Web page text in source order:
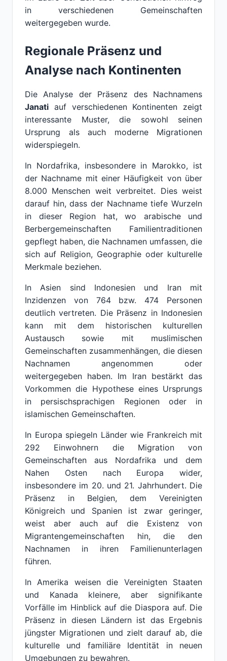
in verschiedenen Gemeinschaften
weitergegeben wurde.
Regionale Präsenz und
Analyse nach Kontinenten
Die Analyse der Präsenz des Nachnamens
Janati auf verschiedenen Kontinenten zeigt
interessante Muster, die sowohl seinen
Ursprung als auch moderne Migrationen
widerspiegeln.
In Nordafrika, insbesondere in Marokko, ist
der Nachname mit einer Häufigkeit von über
8.000 Menschen weit verbreitet. Dies weist
darauf hin, dass der Nachname tiefe Wurzeln
in dieser Region hat, wo arabische und
Berbergemeinschaften Familientraditionen
gepflegt haben, die Nachnamen umfassen, die
sich auf Religion, Geographie oder kulturelle
Merkmale beziehen.
In Asien sind Indonesien und Iran mit
Inzidenzen von 764 bzw. 474 Personen
deutlich vertreten. Die Präsenz in Indonesien
kann mit dem historischen kulturellen
Austausch sowie mit muslimischen
Gemeinschaften zusammenhängen, die diesen
Nachnamen angenommen oder
weitergegeben haben. Im Iran bestärkt das
Vorkommen die Hypothese eines Ursprungs
in persischsprachigen Regionen oder in
islamischen Gemeinschaften.
In Europa spiegeln Länder wie Frankreich mit
292 Einwohnern die Migration von
Gemeinschaften aus Nordafrika und dem
Nahen Osten nach Europa wider,
insbesondere im 20. und 21. Jahrhundert. Die
Präsenz in Belgien, dem Vereinigten
Königreich und Spanien ist zwar geringer,
weist aber auch auf die Existenz von
Migrantengemeinschaften hin, die den
Nachnamen in ihren Familienunterlagen
führen.
In Amerika weisen die Vereinigten Staaten
und Kanada kleinere, aber signifikante
Vorfälle im Hinblick auf die Diaspora auf. Die
Präsenz in diesen Ländern ist das Ergebnis
jüngster Migrationen und zielt darauf ab, die
kulturelle und familiäre Identität in neuen
Umgebungen zu bewahren.